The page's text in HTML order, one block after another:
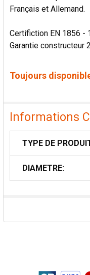
Français et Allemand.
Certifiction EN 1856 -
Garantie constructeur
Toujours
Informations
TYPE DE
DIAMETRE: